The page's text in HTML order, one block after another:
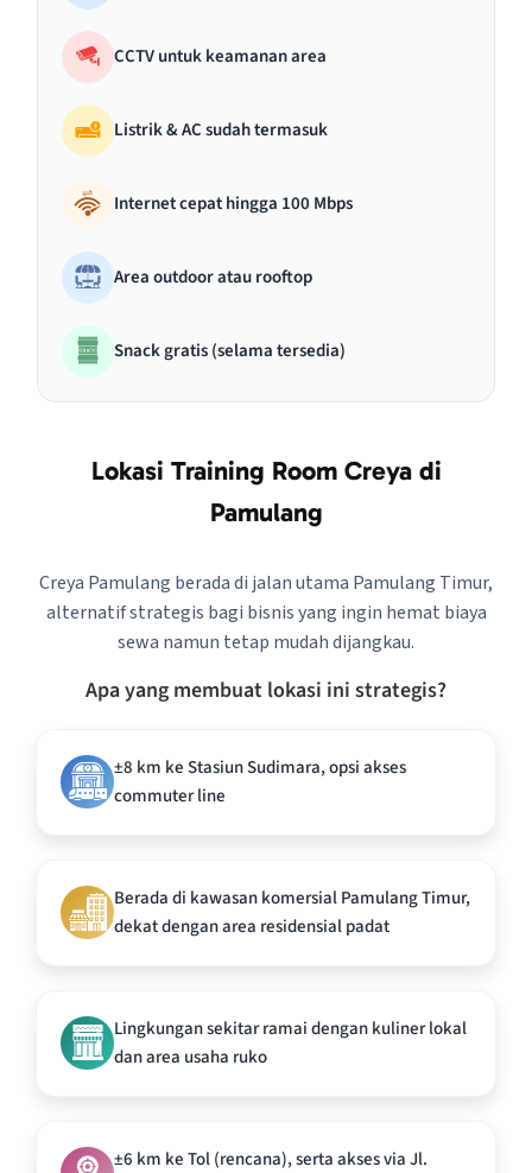
CCTV untuk keamanan area
Listrik & AC sudah termasuk
Internet cepat hingga 100 Mbps
Area outdoor atau rooftop
Snack gratis (selama tersedia)
Lokasi Training Room Creya di
Pamulang
Creya Pamulang berada di jalan utama Pamulang Timur,
alternatif strategis bagi bisnis yang ingin hemat biaya
sewa namun tetap mudah dijangkau.
Apa yang membuat lokasi ini strategis?
±8 km ke Stasiun Sudimara, opsi akses
commuter line
Berada di kawasan komersial Pamulang Timur,
dekat dengan area residensial padat
Lingkungan sekitar ramai dengan kuliner lokal
dan area usaha ruko
±6 km ke Tol (rencana), serta akses via Jl.